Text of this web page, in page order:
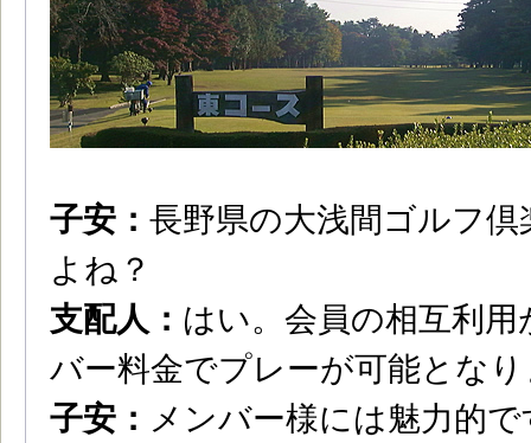
子安： 長野県の大浅間ゴルフ
よね？
支配人： はい。会員の相互利
バー料金でプレーが可能とな
子安： メンバー様には魅力的